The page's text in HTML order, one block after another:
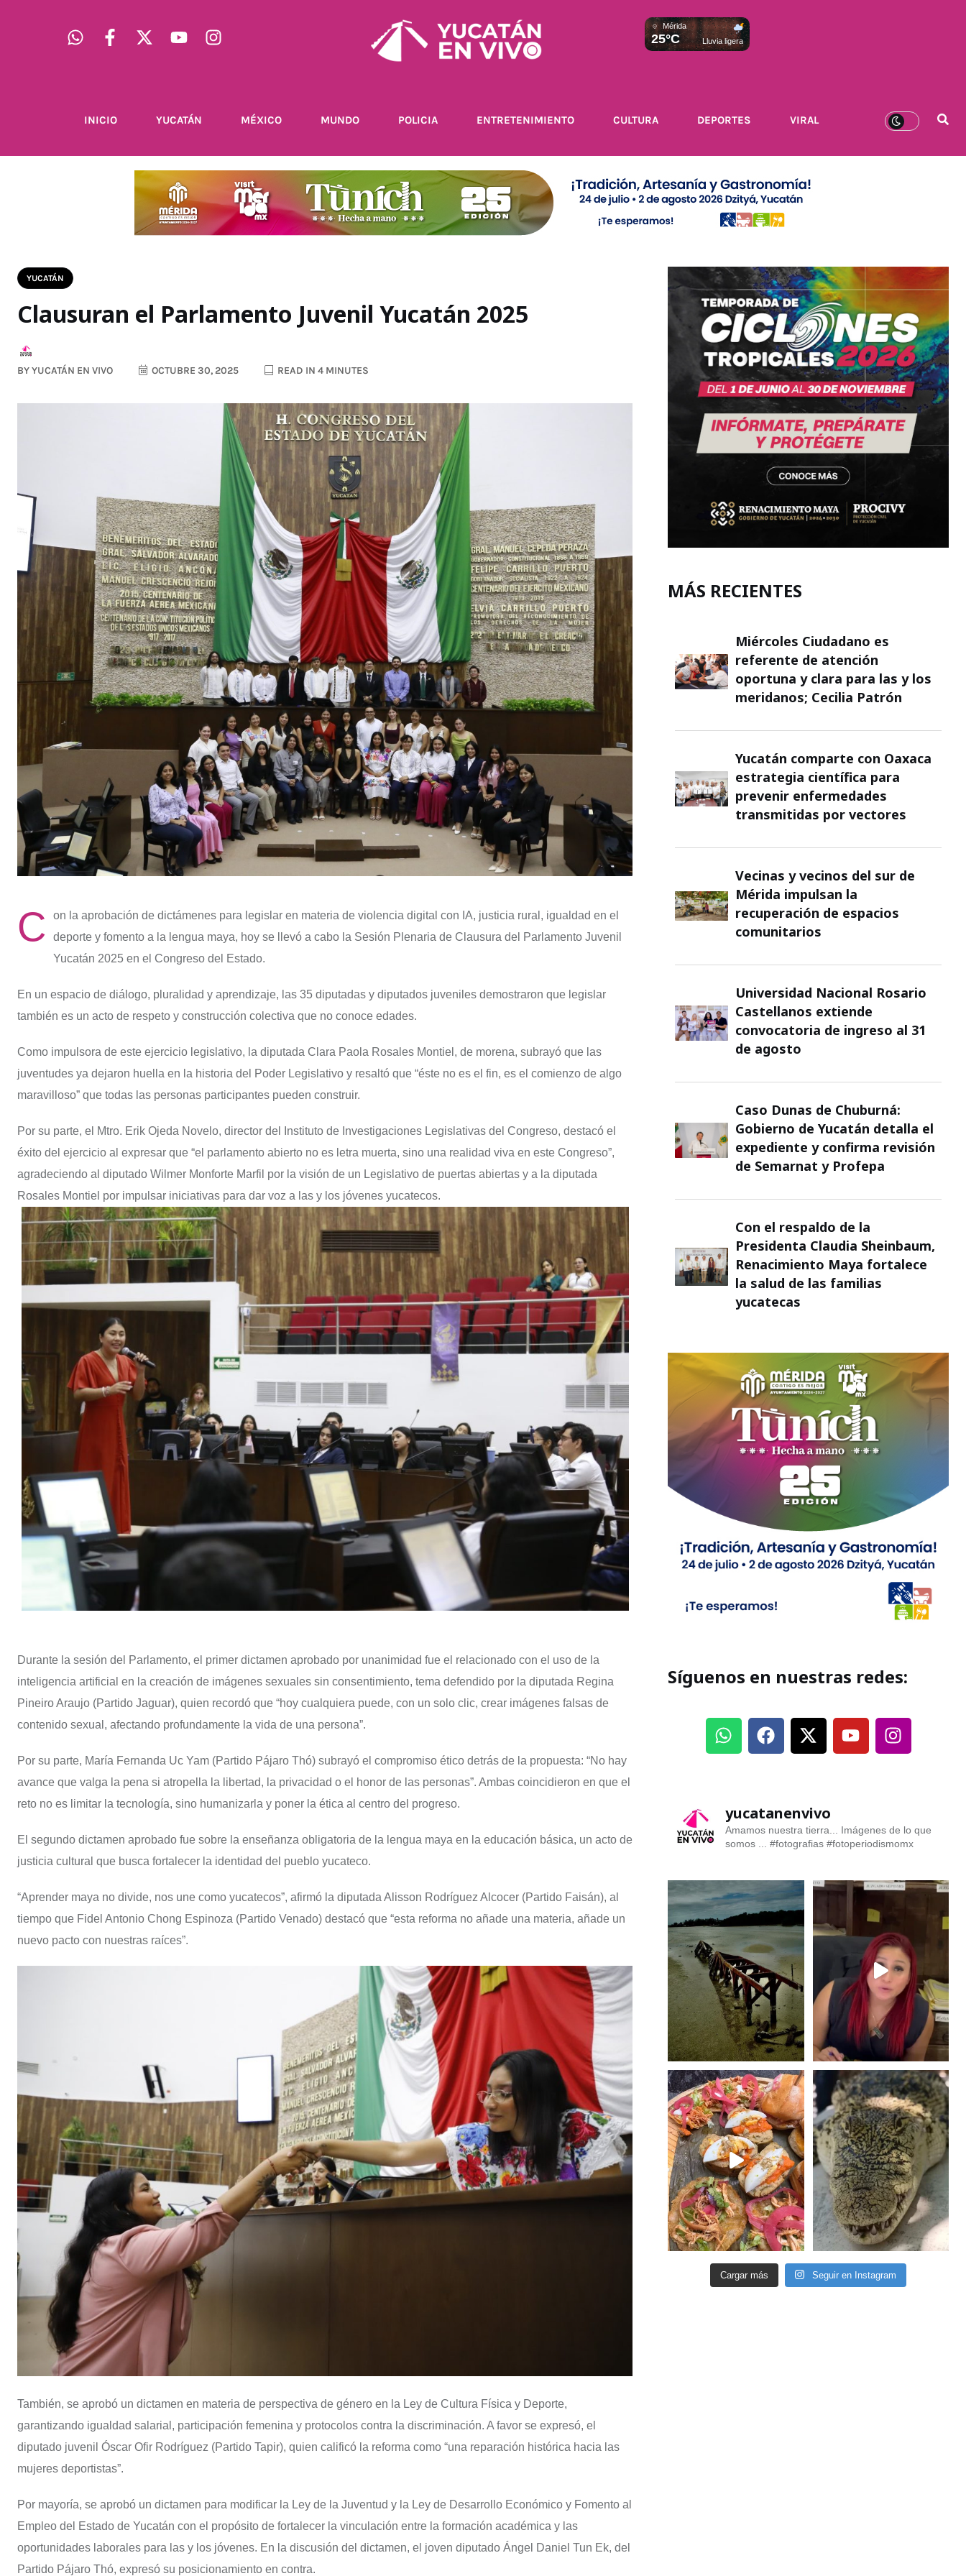
Mérida
25°C Lluvia ligera
INICIO YUCATÁN MÉXICO MUNDO POLICIA ENTRETENIMIENTO CULTURA DEPORTES VIRAL
YUCATÁN
Clausuran el Parlamento Juvenil Yucatán 2025
BYYUCATÁN EN VIVO OCTUBRE 30, 2025 READ IN 4 MINUTES
C
on la aprobación de dictámenes para legislar en materia de violencia digital con IA, justicia rural, igualdad en el
deporte y fomento a la lengua maya, hoy se llevó a cabo la Sesión Plenaria de Clausura del Parlamento Juvenil
Yucatán 2025 en el Congreso del Estado.
En un espacio de diálogo, pluralidad y aprendizaje, las 35 diputadas y diputados juveniles demostraron que legislar
también es un acto de respeto y construcción colectiva que no conoce edades.
Como impulsora de este ejercicio legislativo, la diputada Clara Paola Rosales Montiel, de morena, subrayó que las
juventudes ya dejaron huella en la historia del Poder Legislativo y resaltó que “éste no es el fin, es el comienzo de algo
maravilloso” que todas las personas participantes pueden construir.
Por su parte, el Mtro. Erik Ojeda Novelo, director del Instituto de Investigaciones Legislativas del Congreso, destacó el
éxito del ejercicio al expresar que “el parlamento abierto no es letra muerta, sino una realidad viva en este Congreso”,
agradeciendo al diputado Wilmer Monforte Marfil por la visión de un Legislativo de puertas abiertas y a la diputada
Rosales Montiel por impulsar iniciativas para dar voz a las y los jóvenes yucatecos.
Durante la sesión del Parlamento, el primer dictamen aprobado por unanimidad fue el relacionado con el uso de la
inteligencia artificial en la creación de imágenes sexuales sin consentimiento, tema defendido por la diputada Regina
Pineiro Araujo (Partido Jaguar), quien recordó que “hoy cualquiera puede, con un solo clic, crear imágenes falsas de
contenido sexual, afectando profundamente la vida de una persona”.
Por su parte, María Fernanda Uc Yam (Partido Pájaro Thó) subrayó el compromiso ético detrás de la propuesta: “No hay
avance que valga la pena si atropella la libertad, la privacidad o el honor de las personas”. Ambas coincidieron en que el
reto no es limitar la tecnología, sino humanizarla y poner la ética al centro del progreso.
El segundo dictamen aprobado fue sobre la enseñanza obligatoria de la lengua maya en la educación básica, un acto de
justicia cultural que busca fortalecer la identidad del pueblo yucateco.
“Aprender maya no divide, nos une como yucatecos”, afirmó la diputada Alisson Rodríguez Alcocer (Partido Faisán), al
tiempo que Fidel Antonio Chong Espinoza (Partido Venado) destacó que “esta reforma no añade una materia, añade un
nuevo pacto con nuestras raíces”.
También, se aprobó un dictamen en materia de perspectiva de género en la Ley de Cultura Física y Deporte,
garantizando igualdad salarial, participación femenina y protocolos contra la discriminación. A favor se expresó, el
diputado juvenil Óscar Ofir Rodríguez (Partido Tapir), quien calificó la reforma como “una reparación histórica hacia las
mujeres deportistas”.
Por mayoría, se aprobó un dictamen para modificar la Ley de la Juventud y la Ley de Desarrollo Económico y Fomento al
Empleo del Estado de Yucatán con el propósito de fortalecer la vinculación entre la formación académica y las
oportunidades laborales para las y los jóvenes. En la discusión del dictamen, el joven diputado Ángel Daniel Tun Ek, del
Partido Pájaro Thó, expresó su posicionamiento en contra.
MÁS RECIENTES
Miércoles Ciudadano es
referente de atención
oportuna y clara para las y los
meridanos; Cecilia Patrón
Yucatán comparte con Oaxaca
estrategia científica para
prevenir enfermedades
transmitidas por vectores
Vecinas y vecinos del sur de
Mérida impulsan la
recuperación de espacios
comunitarios
Universidad Nacional Rosario
Castellanos extiende
convocatoria de ingreso al 31
de agosto
Caso Dunas de Chuburná:
Gobierno de Yucatán detalla el
expediente y confirma revisión
de Semarnat y Profepa
Con el respaldo de la
Presidenta Claudia Sheinbaum,
Renacimiento Maya fortalece
la salud de las familias
yucatecas
Síguenos en nuestras redes:
yucatanenvivo
Amamos nuestra tierra... Imágenes de lo que
somos ... #fotografias #fotoperiodismomx
Cargar más Seguir en Instagram